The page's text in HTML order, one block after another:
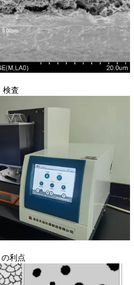
検査
利点